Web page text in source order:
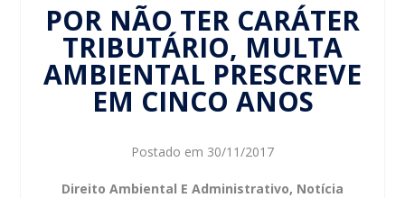
POR NÃO TER CARÁTER
TRIBUTÁRIO, MULTA
AMBIENTAL PRESCREVE
EM CINCO ANOS
Postado em 30/11/2017
Direito Ambiental E Administrativo, Notícia